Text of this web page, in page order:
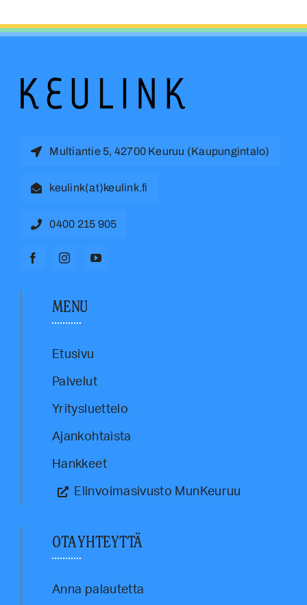
Multiantie 5, 42700 Keuruu (Kaupungintalo)
keulink(at)keulink.fi
0400 215 905
MENU
Etusivu
Palvelut
Yritysluettelo
Ajankohtaista
Hankkeet
Elinvoimasivusto MunKeuruu
OTA YHTEYTTÄ
Anna palautetta